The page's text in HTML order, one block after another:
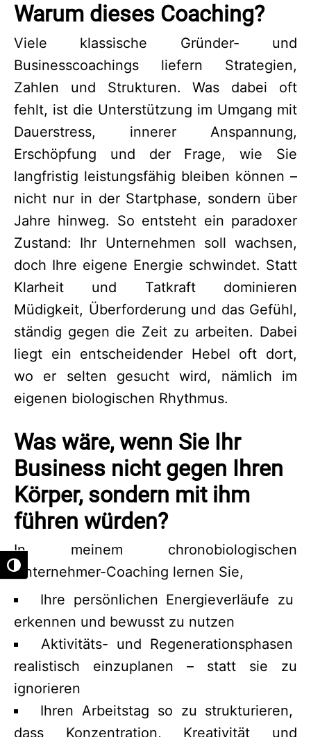
Umschalten auf hohe Kontraste
Warum dieses Coaching?
Viele klassische Gründer- und
Businesscoachings liefern Strategien,
Zahlen und Strukturen. Was dabei oft
fehlt, ist die Unterstützung im Umgang mit
Dauerstress, innerer Anspannung,
Erschöpfung und der Frage, wie Sie
langfristig leistungsfähig bleiben können –
nicht nur in der Startphase, sondern über
Jahre hinweg. So entsteht ein paradoxer
Zustand: Ihr Unternehmen soll wachsen,
doch Ihre eigene Energie schwindet. Statt
Klarheit und Tatkraft dominieren
Müdigkeit, Überforderung und das Gefühl,
ständig gegen die Zeit zu arbeiten. Dabei
liegt ein entscheidender Hebel oft dort,
wo er selten gesucht wird, nämlich im
eigenen biologischen Rhythmus.
Was wäre, wenn Sie Ihr
Business nicht gegen Ihren
Körper, sondern mit ihm
führen würden?
In meinem chronobiologischen
Unternehmer-Coaching lernen Sie,
Ihre persönlichen Energieverläufe zu
erkennen und bewusst zu nutzen
Aktivitäts- und Regenerationsphasen
realistisch einzuplanen – statt sie zu
ignorieren
Ihren Arbeitstag so zu strukturieren,
dass Konzentration, Kreativität und